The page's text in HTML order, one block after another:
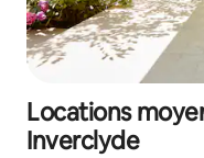
Locations
Inverclyde